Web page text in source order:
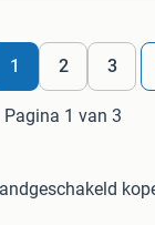
1 2 3
Pagina 1 van 3